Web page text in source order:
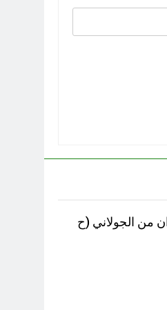
من الجولاني (ح